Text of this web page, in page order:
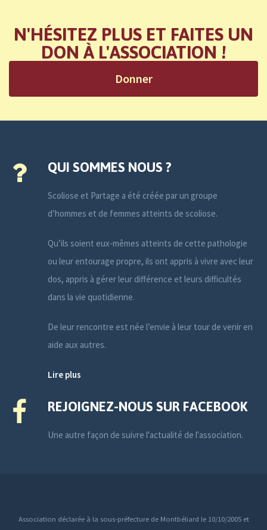
N'HÉSITEZ PLUS ET FAITES UN
DON À L'ASSOCIATION !
Donner
QUI SOMMES NOUS ?
Scoliose et Partage a été créée par un groupe
d’hommes et de femmes atteints de scoliose.
Qu’ils soient eux-mêmes atteints de cette pathologie
ou leur entourage propre, ils ont appris à vivre avec leur
dos, appris à gérer leur différence et leurs difficultés
dans la vie quotidienne.
De leur rencontre est née l’envie à leur tour de venir en
aide aux autres.
Lire plus
REJOIGNEZ-NOUS SUR FACEBOOK
Une autre façon de suivre l'actualité de l'association.
Association déclarée à la sous-préfecture de Montbéliard le 10/10/2005 et